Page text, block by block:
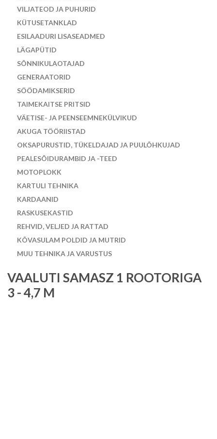
VILJATEOD JA PUHURID
KÜTUSETANKLAD
ESILAADURI LISASEADMED
LÄGAPÜTID
SÕNNIKULAOTAJAD
GENERAATORID
SÖÖDAMIKSERID
TAIMEKAITSE PRITSID
VÄETISE- JA PEENSEEMNEKÜLVIKUD
AKUGA TÖÖRIISTAD
OKSAPURUSTID, TÜKELDAJAD JA PUULÕHKUJAD
PEALESÕIDURAMBID JA -TEED
MOTOPLOKK
KARTULI TEHNIKA
KARDAANID
RASKUSEKASTID
REHVID, VELJED JA RATTAD
KÕVASULAM POLDID JA MUTRID
MUU TEHNIKA JA VARUSTUS
VAALUTI SAMASZ 1 ROOTORIGA
3 - 4,7 M